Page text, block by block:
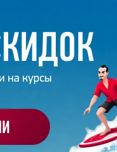
Корпоративное обучение
3 910